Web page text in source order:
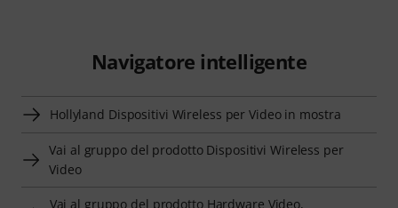
Navigatore intelligente
Hollyland Dispositivi Wireless per Video in mostra
Vai al gruppo del prodotto Dispositivi Wireless per
Video
Vai al gruppo del prodotto Hardware Video,